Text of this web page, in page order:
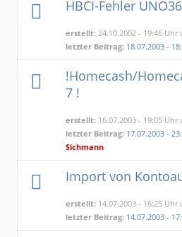
HBCI-Fehler
erstellt: 24.10.2002 - 19:46 Uhr
letzter Beitrag: 18.07.2003 -
!Homecash/
7 !
erstellt: 16.07.2003 - 19:05 Uhr
letzter Beitrag: 17.07.2003 -
Sichmann
Import von
erstellt: 14.07.2003 - 16:25
letzter Beitrag: 14.07.2003 -